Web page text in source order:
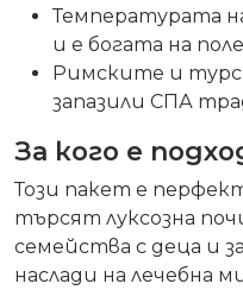
Температурата
и е богата на
Римските и
запазили СПА
За кого е
Този пакет е
търсят луксозна
семейства с деца и
наслади на лечебна